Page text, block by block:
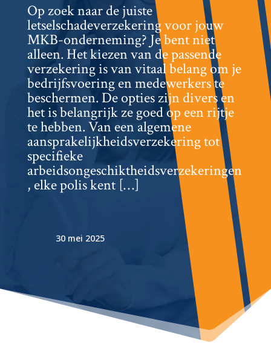
Op zoek naar de juiste
letselschadeverzekering voor jouw
MKB-onderneming? Je bent niet
alleen.​ Het kiezen van de passende
verzekering is van vitaal belang om je
bedrijfsvoering en medewerkers te
beschermen.​ De opties zijn divers en
het is belangrijk ze goed op een rijtje
te hebben.​ Van een algemene
aansprakelijkheidsverzekering tot
specifieke
arbeidsongeschiktheidsverzekeringen
, elke polis kent […]
30 mei 2025